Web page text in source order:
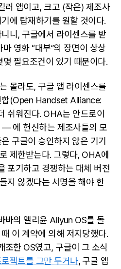
러 앱이고, 크고 (작은) 제조사
에 탑재하기를 원할 것이다.
니, 구글에서 라이센스를 받
영화 “대부”의 장면이 상상
필요조건이 있기 때문이다.
몰라도, 구글 앱 라이센스를
합(Open Handset Alliance:
쉬워진다. OHA는 안드로이
에 헌신하는 제조사들의 모
구글이 승인하지 않은 기기
제한받는다. 그렇다, OHA에
포기하고 경쟁하는 대체 버전
지 않겠다는 서명을 해야 한
바의 앨리윤 Aliyun OS를 돌
이 계약에 의해 저지당했다.
조한 OS였고, 구글이 그 소식
로젝트를 그만 두거나, 구글 앱